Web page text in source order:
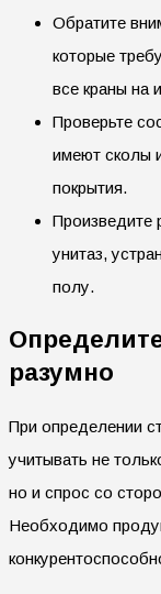
Обратите
которые
все краны на
Проверьте
имеют сколы
покрытия.
Произведите
унитаз,
полу.
разумно
При определении
учитывать не
но и спрос со
Необходимо